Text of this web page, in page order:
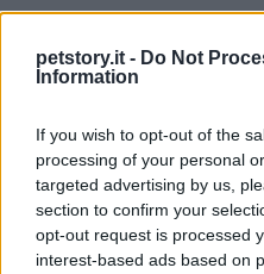
petstory.it - Do Not
Information
If you wish to opt-out of the
processing of your personal
targeted advertising by us,
section to confirm your
opt-out request is processed
interest-based ads based on
possano condizionare
la gestione delle coste e
dei segnali acustici dello
possibilità per